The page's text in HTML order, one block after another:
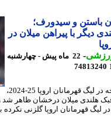
و سیدورف؛
با پیراهن میلان در
-
22 ماه پیش - چهارشنبه
1 میلان مقابل بروخه در لیگ قهرمانان اروپا 25-2024،
قهرمانان اروپا گلزنی نکرده